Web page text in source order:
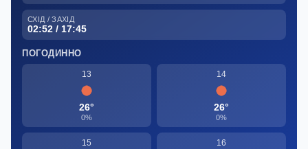
СХІД / ЗАХІД
02:52 / 17:45
ПОГОДИННО
13
26°
0%
14
26°
0%
15 16